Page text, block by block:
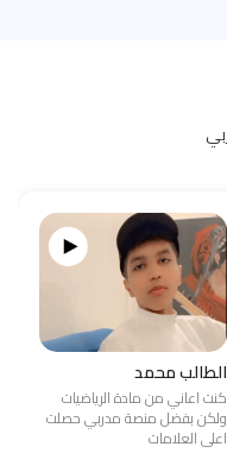
الطالب محمد
كنت اعاني من مادة الرياضيات
ولكن بفضل منصة مدربي حصلت
اعلى العلامات